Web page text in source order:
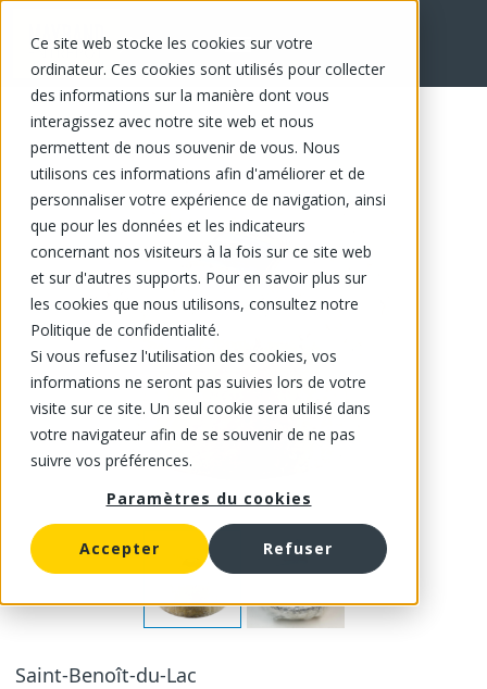
Ce site web stocke les cookies sur votre
ordinateur. Ces cookies sont utilisés pour collecter
des informations sur la manière dont vous
interagissez avec notre site web et nous
permettent de nous souvenir de vous. Nous
utilisons ces informations afin d'améliorer et de
personnaliser votre expérience de navigation, ainsi
que pour les données et les indicateurs
concernant nos visiteurs à la fois sur ce site web
et sur d'autres supports. Pour en savoir plus sur
les cookies que nous utilisons, consultez notre
Politique de confidentialité.
Si vous refusez l'utilisation des cookies, vos
informations ne seront pas suivies lors de votre
visite sur ce site. Un seul cookie sera utilisé dans
votre navigateur afin de se souvenir de ne pas
suivre vos préférences.
Paramètres du cookies
Accepter Refuser
EN
Saint-Benoît-du-Lac